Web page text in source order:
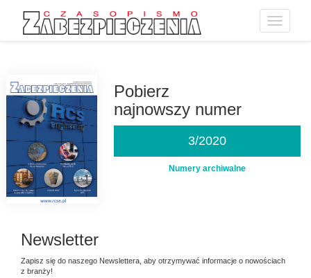
Toggle
Pobierz
najnowszy numer
3/2020
Numery archiwalne
Newsletter
Zapisz się do naszego Newslettera, aby otrzymywać informacje o nowościach
z branży!